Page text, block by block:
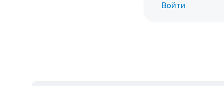
Войти